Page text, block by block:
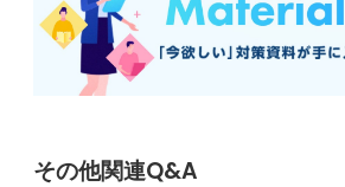
その他関連Q&A